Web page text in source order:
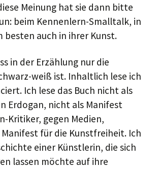
Meinung hat sie dann bitte
beim Kennenlern-Smalltalk, in
besten auch in ihrer Kunst.
in der Erzählung nur die
weiß ist. Inhaltlich lese ich
Ich lese das Buch nicht als
Erdogan, nicht als Manifest
Kritiker, gegen Medien,
für die Kunstfreiheit. Ich
einer Künstlerin, die sich
lassen möchte auf ihre